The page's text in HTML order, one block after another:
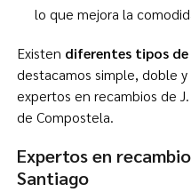
lo que mejora la
Existen diferentes tipos
destacamos simple, doble
expertos en recambios de
de Compostela.
Expertos en
Santiago